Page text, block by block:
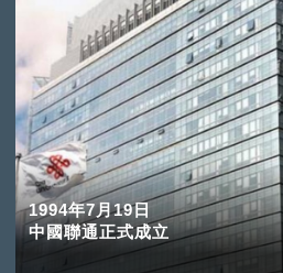
1994年7月19日
中國聯通正式成立